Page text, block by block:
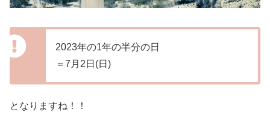
2023年の1年の半分の日
＝7月2日(日)
となりますね！！